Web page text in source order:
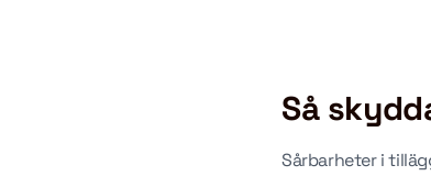
Så
Sårbarheter i